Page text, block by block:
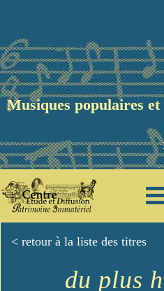
Musiques populaires et
< retour à la liste des titres
du plus